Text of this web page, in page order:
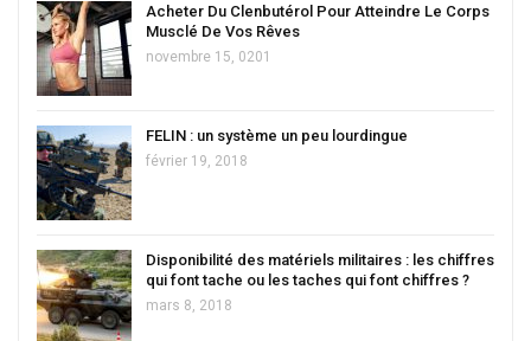
Acheter Du Clenbutérol Pour Atteindre Le Corps
Musclé De Vos Rêves
novembre 15, 0201
FELIN : un système un peu lourdingue
février 19, 2018
Disponibilité des matériels militaires : les chiffres
qui font tache ou les taches qui font chiffres ?
mars 8, 2018